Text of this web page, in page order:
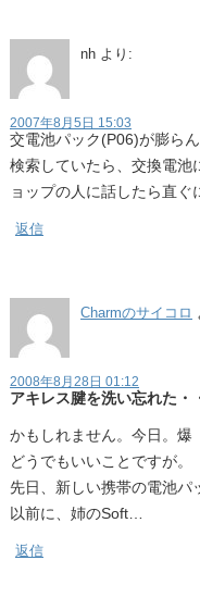
nh より:
2007年8月5日 15:03
交電池パック(P06)が膨ら
検索していたら、交換電池
ョップの人に話したら直ぐ
返信
Charmのサイコロ
2008年8月28日 01:12
アキレス腱を洗い忘れた・
かもしれません。今日。爆
どうでもいいことですが。
先日、新しい携帯の電池パ
以前に、姉のSoft…
返信